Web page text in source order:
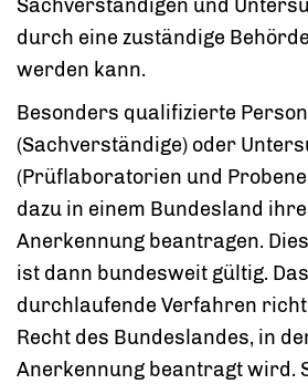
Sachverständigen und
durch eine zuständige
werden kann.
Besonders qualifizierte
(Sachverständige) oder
(Prüflaboratorien und
dazu in einem Bundesland
Anerkennung beantragen.
ist dann bundesweit gültig.
durchlaufende Verfahren
Recht des Bundeslandes, in
Anerkennung beantragt wird.